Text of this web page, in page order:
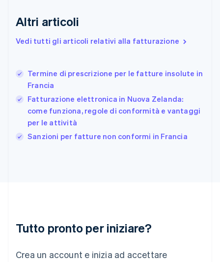
Altri articoli
Vedi tutti gli articoli relativi alla fatturazione
Termine di prescrizione per le fatture insolute in
Francia
Fatturazione elettronica in Nuova Zelanda:
come funziona, regole di conformità e vantaggi
per le attività
Sanzioni per fatture non conformi in Francia
Tutto pronto per iniziare?
Crea un account e inizia ad accettare
Francia
Germania
日本語English
Gibilterra
Grecia
English
India
Irlanda
English
FrançaisDeutschEnglish